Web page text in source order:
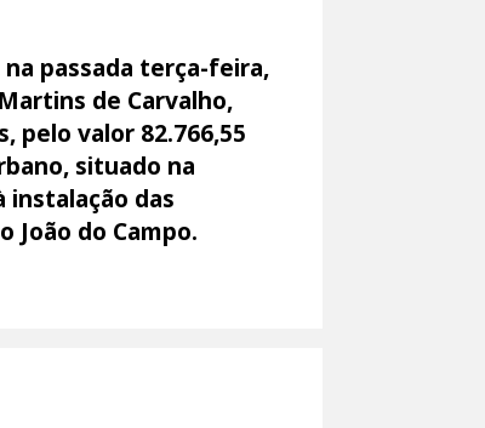
passada terça-feira,
de Carvalho,
pelo valor 82.766,55
situado na
instalação das
João do Campo.